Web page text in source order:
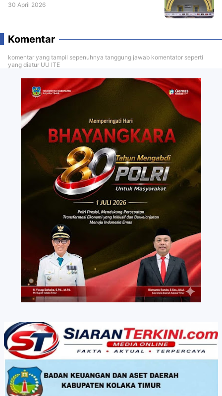
30 April 2026
Komentar
komentar yang tampil sepenuhnya tanggung jawab komentator seperti
yang diatur UU ITE